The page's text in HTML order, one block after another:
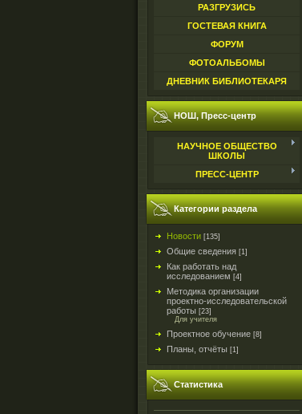
РАЗГРУЗИСЬ
ГОСТЕВАЯ КНИГА
ФОРУМ
ФОТОАЛЬБОМЫ
ДНЕВНИК БИБЛИОТЕКАРЯ
НОШ, Пресс-центр
НАУЧНОЕ ОБЩЕСТВО
ШКОЛЫ
ПРЕСС-ЦЕНТР
Категории раздела
Новости [135]
Общие сведения [1]
Как работать над
исследованием [4]
Методика организации
проектно-исследовательской
работы [23]
Для учителя
Проектное обучение [8]
Планы, отчёты [1]
Статистика